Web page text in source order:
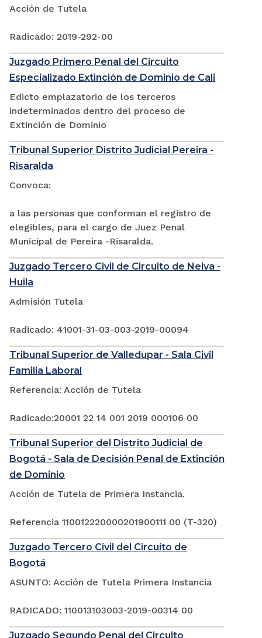
Acción de Tutela
Radicado: 2019-292-00
Juzgado Primero Penal del Circuito
Especializado Extinción de Dominio de Cali
Edicto emplazatorio de los terceros
indeterminados dentro del proceso de
Extinción de Dominio
Tribunal Superior Distrito Judicial Pereira -
Risaralda
Convoca:
a las personas que conforman el registro de
elegibles, para el cargo de Juez Penal
Municipal de Pereira -Risaralda.
Juzgado Tercero Civil de Circuito de Neiva -
Huila
Admisión Tutela
Radicado: 41001-31-03-003-2019-00094
Tribunal Superior de Valledupar - Sala Civil
Familia Laboral
Referencia: Acción de Tutela
Radicado:20001 22 14 001 2019 000106 00
Tribunal Superior del Distrito Judicial de
Bogotá - Sala de Decisión Penal de Extinción
de Dominio
Acción de Tutela de Primera Instancia.
Referencia 110012220000201900111 00 (T-320)
Juzgado Tercero Civil del Circuito de
Bogotá
ASUNTO: Acción de Tutela Primera Instancia
RADICADO: 110013103003-2019-00314 00
Juzgado Segundo Penal del Circuito